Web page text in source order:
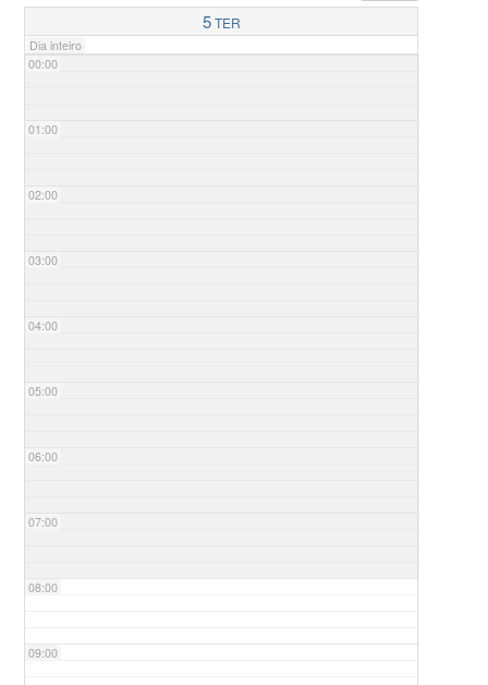
5TER
Dia inteiro
00:00
01:00
02:00
03:00
04:00
05:00
06:00
07:00
08:00
09:00